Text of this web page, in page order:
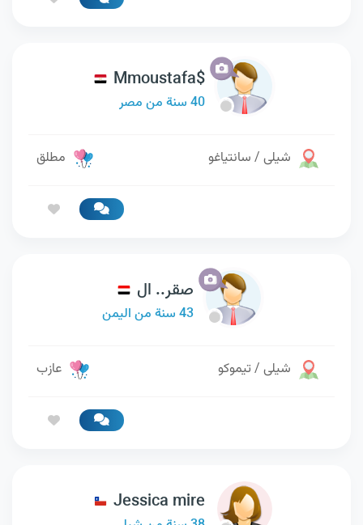
Mmoustafa$
40 سنة من مصر
شيلى / سانتياغو مطلق
صقر.. ال
43 سنة من اليمن
شيلى / تيموكو عازب
Jessica mire